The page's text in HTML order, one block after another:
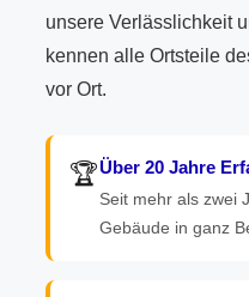
unsere Verlässlichkeit
kennen alle Ortsteile
vor Ort.
🏆Über 20 Jahre
Seit mehr als zwei
Gebäude in ganz